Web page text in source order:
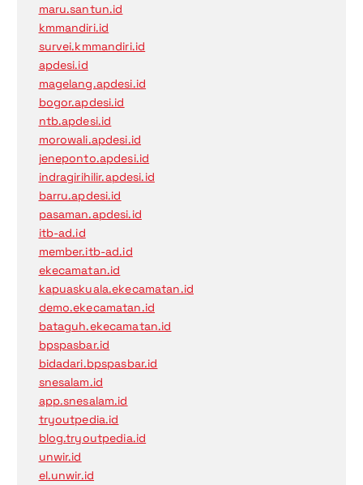
maru.santun.id
kmmandiri.id
survei.kmmandiri.id
apdesi.id
magelang.apdesi.id
bogor.apdesi.id
ntb.apdesi.id
morowali.apdesi.id
jeneponto.apdesi.id
indragirihilir.apdesi.id
barru.apdesi.id
pasaman.apdesi.id
itb-ad.id
member.itb-ad.id
ekecamatan.id
kapuaskuala.ekecamatan.id
demo.ekecamatan.id
bataguh.ekecamatan.id
bpspasbar.id
bidadari.bpspasbar.id
snesalam.id
app.snesalam.id
tryoutpedia.id
blog.tryoutpedia.id
unwir.id
el.unwir.id